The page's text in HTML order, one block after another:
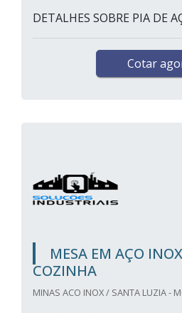
DETALHES SOBRE PIA DE
Cotar
MESA EM AÇO
COZINHA
MINAS ACO INOX / SANTA LUZIA -